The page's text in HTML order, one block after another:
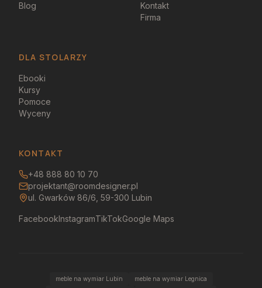
Blog
Kontakt
Firma
DLA STOLARZY
Ebooki
Kursy
Pomoce
Wyceny
KONTAKT
+48 888 80 10 70
projektant@roomdesigner.pl
ul. Gwarków 86/6, 59-300 Lubin
FacebookInstagramTikTokGoogle Maps
meble na wymiar Lubin
meble na wymiar Legnica